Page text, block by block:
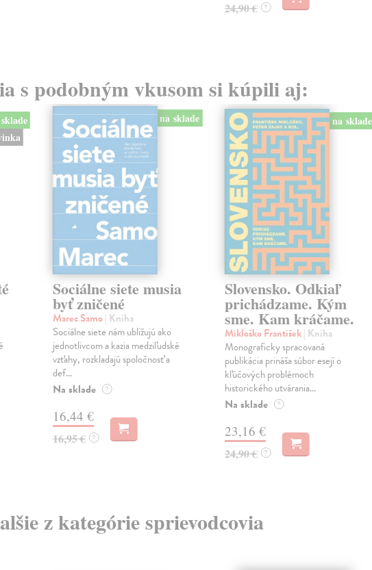
24,90 € ?
s podobným vkusom si kúpili aj:
na sklade
Sociálne siete musia
byť zničené
Marec Samo| Kniha
Sociálne siete nám ubližujú ako
jednotlivcom a kazia medziľudské
vzťahy, rozkladajú spoločnosť a
def...
Na sklade ?
16,44 €
16,95 € ?
na sklade
Slovensko. Odkiaľ
prichádzame. Kým
sme. Kam kráčame.
Mikloško František| Kniha
Monograficky spracovaná
publikácia prináša súbor esejí o
kľúčových problémoch
historického utvárania...
Na sklade ?
23,16 €
24,90 € ?
z kategórie sprievodcovia